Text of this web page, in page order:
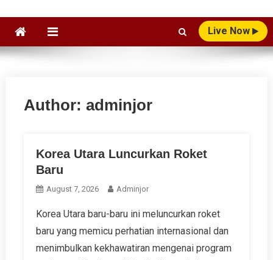
Live Now
Author: adminjor
Korea Utara Luncurkan Roket
Baru
August 7, 2026 Adminjor
Korea Utara baru-baru ini meluncurkan roket
baru yang memicu perhatian internasional dan
menimbulkan kekhawatiran mengenai program